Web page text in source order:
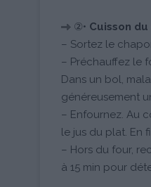
②• Cuisson
– Sortez le
– Préchauffez le
Dans un bol,
généreusement
– Enfournez. Au
le jus du plat. En
– Hors du four,
à 15 min pour